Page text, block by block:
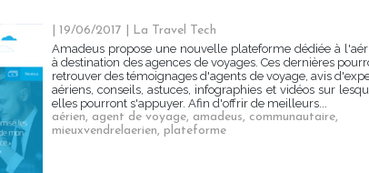
| 19/06/2017
La Travel Tech
Amadeus propose une nouvelle plateforme dédiée à
à destination des agences de voyages. Ces dernières
retrouver des témoignages d'agents de voyage, avis
aériens, conseils, astuces, infographies et vidéos sur
elles pourront s'appuyer. Afin d'offrir de meilleurs...
aérien, agent de voyage, amadeus, communautaire,
mieuxvendrelaerien, plateforme